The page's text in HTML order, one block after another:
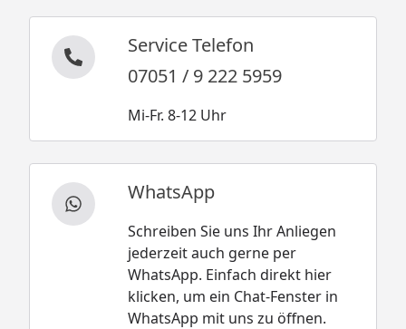
Service Telefon
07051 / 9 222 5959
Mi-Fr. 8-12 Uhr
WhatsApp
Schreiben Sie uns Ihr Anliegen
jederzeit auch gerne per
WhatsApp. Einfach direkt hier
klicken, um ein Chat-Fenster in
WhatsApp mit uns zu öffnen.